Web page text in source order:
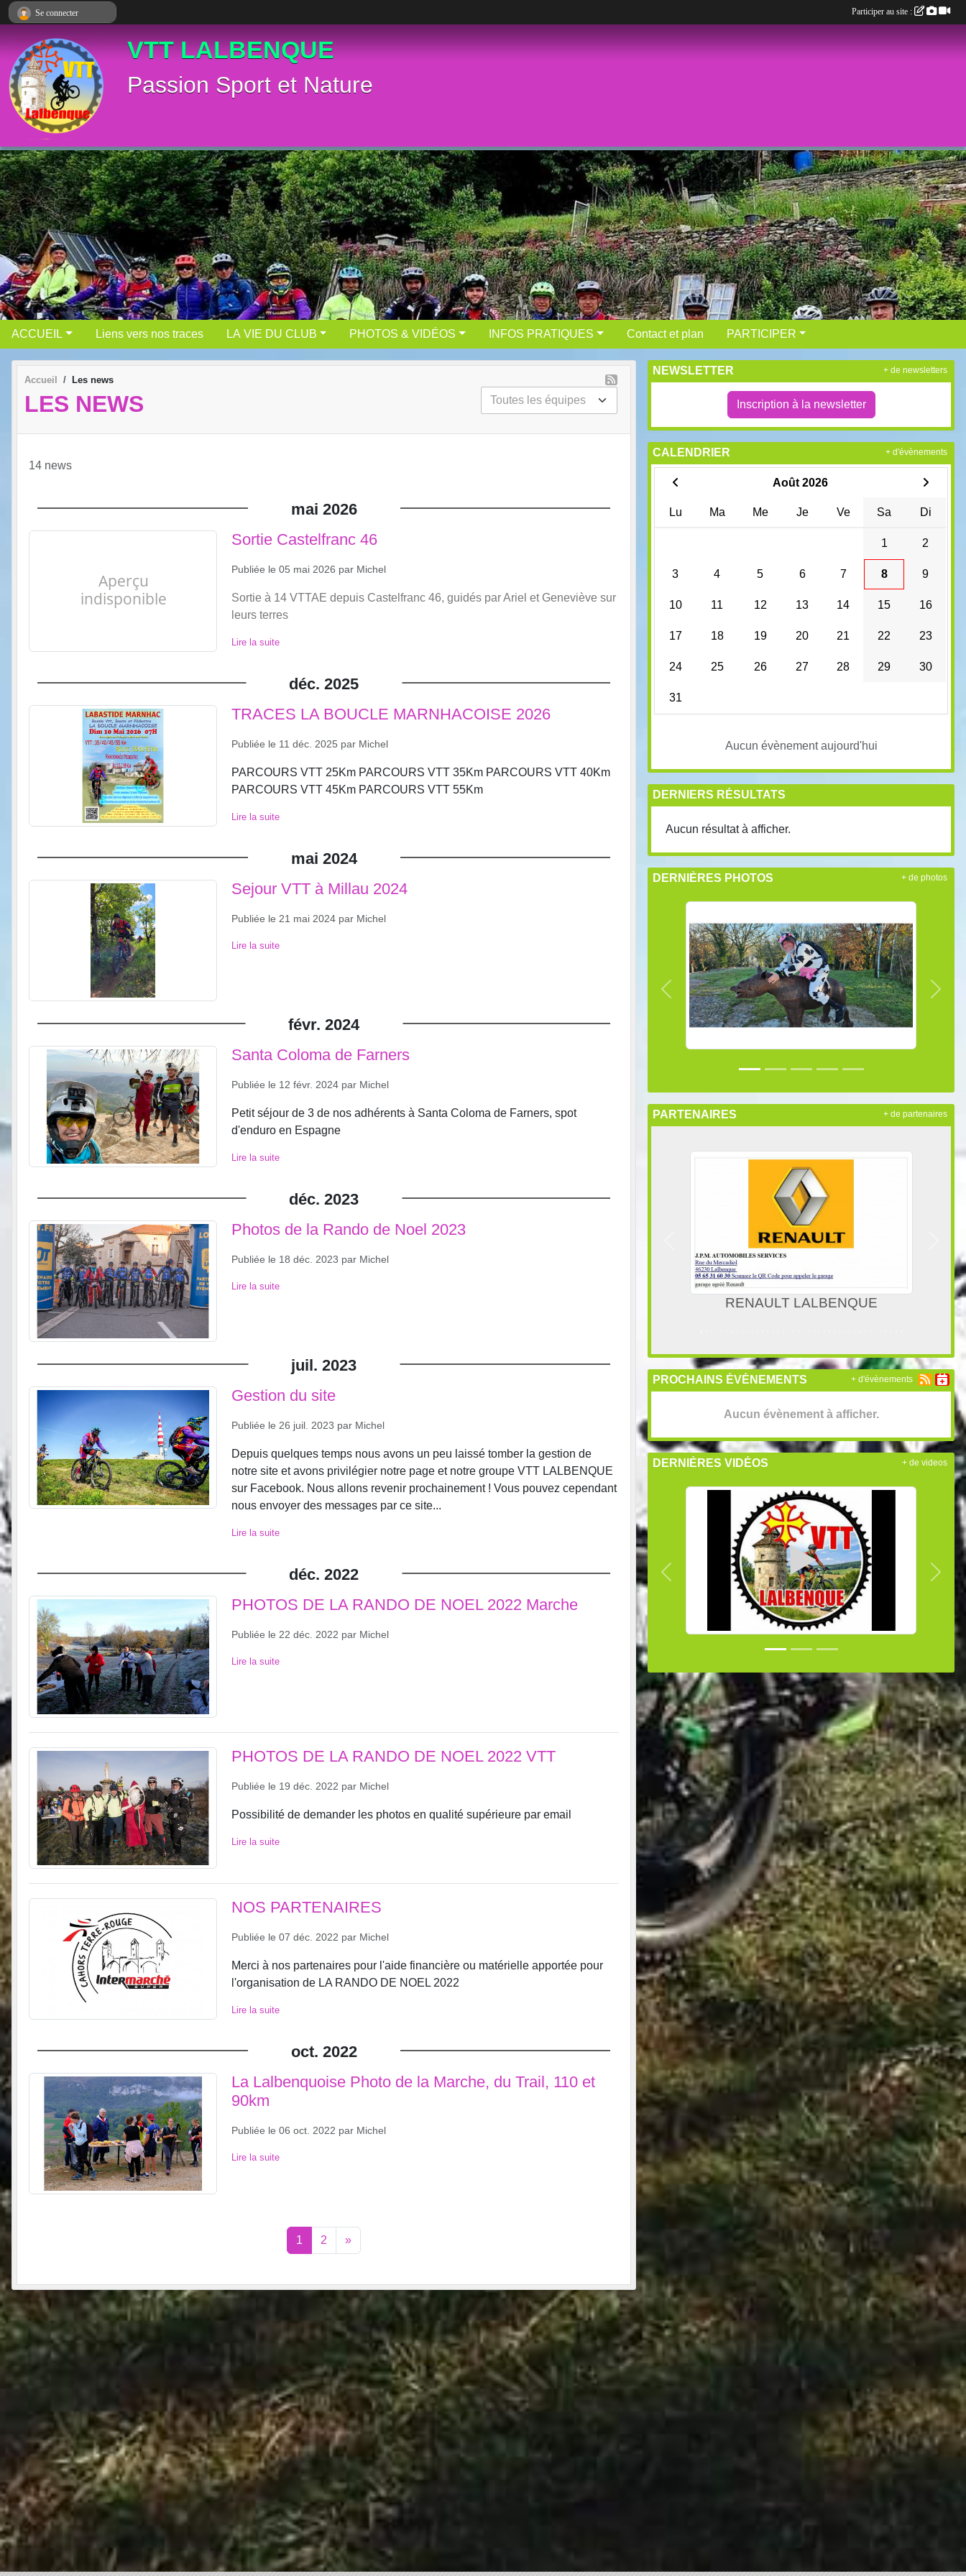
VTT LALBENQUE
Passion Sport et Nature
ACCUEIL Liens vers nos traces LA VIE DU CLUB PHOTOS & VIDÉOS INFOS PRATIQUES Contact et plan PARTICIPER
Accueil Les news
LES NEWS
14 news
mai 2026
Sortie Castelfranc 46
Publiée le 05 mai 2026 par Michel
Sortie à 14 VTTAE depuis Castelfranc 46, guidés par Ariel et Geneviève sur
leurs terres
Lire la suite
déc. 2025
TRACES LA BOUCLE MARNHACOISE 2026
Publiée le 11 déc. 2025 par Michel
PARCOURS VTT 25Km PARCOURS VTT 35Km PARCOURS VTT 40Km
PARCOURS VTT 45Km PARCOURS VTT 55Km
Lire la suite
mai 2024
Sejour VTT à Millau 2024
Publiée le 21 mai 2024par Michel
Lire la suite
févr. 2024
Santa Coloma de Farners
Publiée le 12 févr. 2024par Michel
Petit séjour de 3 de nos adhérents à Santa Coloma de Farners, spot
d'enduro en Espagne
Lire la suite
déc. 2023
Photos de la Rando de Noel 2023
Publiée le 18 déc. 2023 par Michel
Lire la suite
juil. 2023
Gestion du site
Publiée le 26 juil. 2023 par Michel
Depuis quelques temps nous avons un peu laissé tomber la gestion de
notre site et avons privilégier notre page et notre groupe VTT LALBENQUE
sur Facebook. Nous allons revenir prochainement ! Vous pouvez cependant
nous envoyer des messages par ce site...
Lire la suite
déc. 2022
PHOTOS DE LA RANDO DE NOEL 2022 Marche
Publiée le 22 déc. 2022 par Michel
Lire la suite
PHOTOS DE LA RANDO DE NOEL 2022 VTT
Publiée le 19 déc. 2022 par Michel
Possibilité de demander les photos en qualité supérieure par email
Lire la suite
NOS PARTENAIRES
Publiée le 07 déc. 2022 par Michel
Merci à nos partenaires pour l'aide financière ou matérielle apportée pour
l'organisation de LA RANDO DE NOEL 2022
Lire la suite
oct. 2022
La Lalbenquoise Photo de la Marche, du Trail, 110 et
90km
Publiée le 06 oct. 2022 par Michel
Lire la suite
1 2 »
NEWSLETTER
Inscription à la newsletter
+ de newsletters
CALENDRIER
Août 2026
Lu Ma Me Je Ve Sa Di
1 2
3 4 5 6 7 8 9
10 11 12 13 14 15 16
17 18 19 20 21 22 23
24 25 26 27 28 29 30
31
Aucun évènement aujourd'hui
+ d'évènements
DERNIERS RÉSULTATS
Aucun résultat à afficher.
DERNIÈRES PHOTOS
Précedent
+ de photos
PARTENAIRES
DARTY CAHORS
+ de partenaires
PROCHAINS ÉVÉNEMENTS
Aucun évènement à afficher.
+ d'évènements
DERNIÈRES VIDÉOS
Précedent
+ de videos
Se connecter Participer au site :
Panneau de gestion des cookies